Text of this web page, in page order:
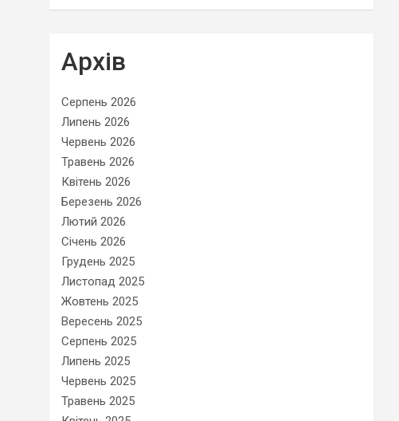
Архів
Серпень 2026
Липень 2026
Червень 2026
Травень 2026
Квітень 2026
Березень 2026
Лютий 2026
Січень 2026
Грудень 2025
Листопад 2025
Жовтень 2025
Вересень 2025
Серпень 2025
Липень 2025
Червень 2025
Травень 2025